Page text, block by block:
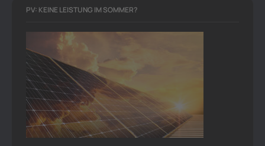
PV: KEINE LEISTUNG IM SOMMER?